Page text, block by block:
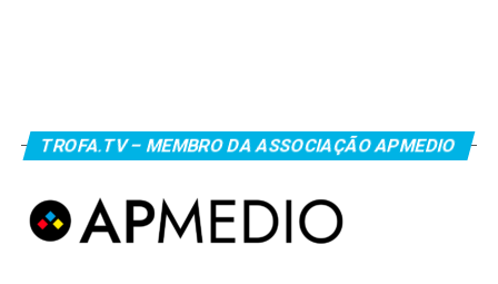
TROFA.TV – MEMBRO DA ASSOCIAÇÃO APMEDIO